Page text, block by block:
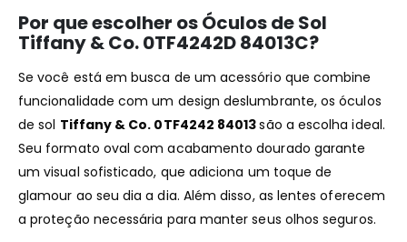
Por que escolher os Óculos de Sol
Tiffany & Co. 0TF4242D 84013C?
Se você está em busca de um acessório que combine
funcionalidade com um design deslumbrante, os óculos
de sol Tiffany & Co. 0TF4242 84013são a escolha ideal.
Seu formato oval com acabamento dourado garante
um visual sofisticado, que adiciona um toque de
glamour ao seu dia a dia. Além disso, as lentes oferecem
a proteção necessária para manter seus olhos seguros.